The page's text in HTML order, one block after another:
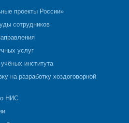
проекты России»
сотрудников
услуг
института
на разработку хоздоговорной
НИС